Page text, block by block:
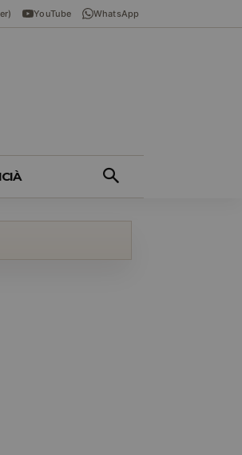
YouTube WhatsApp